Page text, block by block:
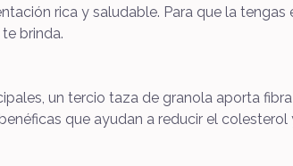
rica y saludable. Para que la
brinda.
un tercio taza de granola aporta
que ayudan a reducir el colesterol